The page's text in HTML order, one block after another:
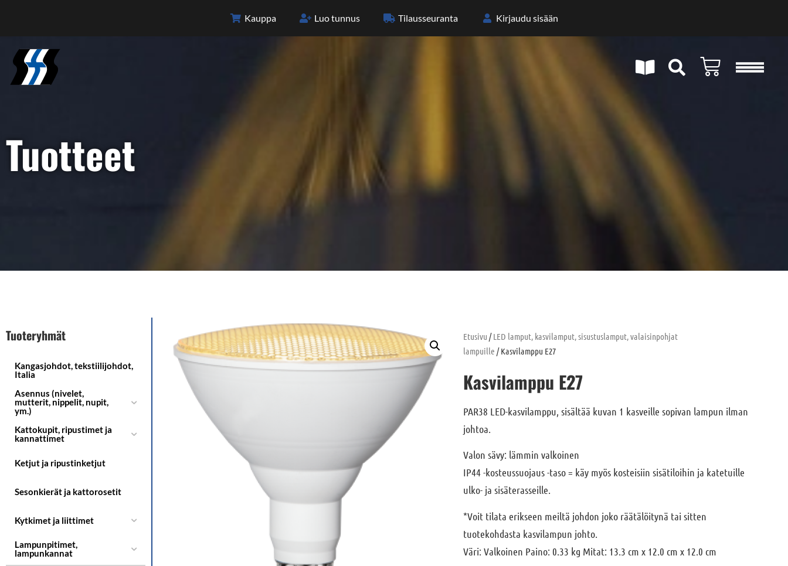
Kauppa Luo tunnus Tilaus­seuranta Kirjaudu sisään
Tuotteet
Tuoteryhmät
Kangasjohdot, tekstiilijohdot,
Italia
Asennus (nivelet,
mutterit, nippelit, nupit,
ym.)
Kattokupit, ripustimet ja
kannattimet
Ketjut ja ripustinketjut
Sesonkierät ja kattorosetit
Kytkimet ja liittimet
Lampunpitimet,
lampunkannat
Etusivu /LED lamput, kasvilamput, sisustuslamput, valaisinpohjat
lampuille / Kasvilamppu E27
Kasvilamppu E27
PAR38 LED-kasvilamppu, sisältää kuvan 1 kasveille sopivan lampun ilman
johtoa.
Valon sävy: lämmin valkoinen
IP44 -kosteussuojaus -taso = käy myös kosteisiin sisätiloihin ja katetuille
ulko- ja sisäterasseille.
*Voit tilata erikseen meiltä johdon joko räätälöitynä tai sitten
tuotekohdasta kasvilampun johto.
Väri: Valkoinen Paino: 0.33 kg Mitat: 13.3 cm x 12.0 cm x 12.0 cm